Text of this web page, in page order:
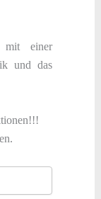
mit einer
und das